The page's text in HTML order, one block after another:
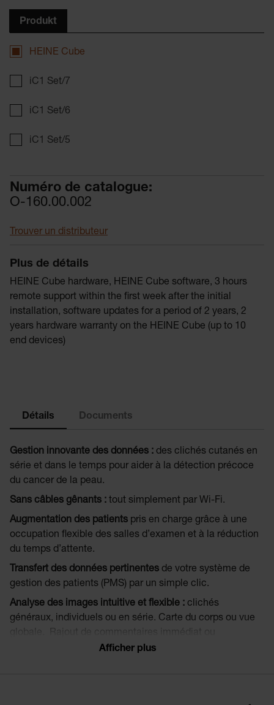
Produkt
HEINE Cube
iC1 Set/7
iC1 Set/6
iC1 Set/5
Numéro de catalogue:
O-160.00.002
Trouver un distributeur
Plus de détails
HEINE Cube hardware, HEINE Cube software, 3 hours
remote support within the first week after the initial
installation, software updates for a period of 2 years, 2
years hardware warranty on the HEINE Cube (up to 10
end devices)
Détails Documents
Gestion innovante des données : des clichés cutanés en
série et dans le temps pour aider à la détection précoce
du cancer de la peau.
Sans câbles gênants : tout simplement par Wi-Fi.
Augmentation des patients pris en charge grâce à une
occupation flexible des salles d’examen et à la réduction
du temps d’attente.
Transfert des données pertinentes de votre système de
gestion des patients (PMS) par un simple clic.
Analyse des images intuitive et flexible : clichés
généraux, individuels ou en série. Carte du corps ou vue
ultérieurement sur les clichés.
Afficher plus